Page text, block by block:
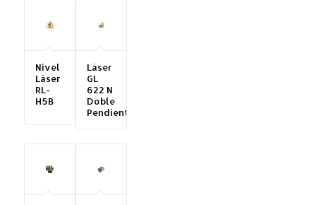
Nivel
Láser
RL-
H5B
Láser
GL
622 N
Doble
Pendiente